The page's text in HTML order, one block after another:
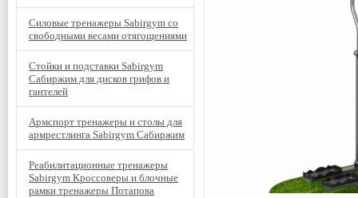
Силовые тренажеры Sabirgym со
свободными весами отягощениями
Стойки и подставки Sabirgym
Сабиржим для дисков грифов и
гантелей
Армспорт тренажеры и столы для
армрестлинга Sabirgym Сабиржим
Реабилитационные тренажеры
Sabirgym Кроссоверы и блочные
рамки тренажеры Потапова